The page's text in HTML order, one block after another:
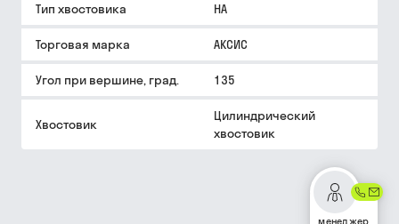
Тип хвостовика HA
Торговая марка АКСИС
Угол при вершине, град. 135
Хвостовик
Цилиндрический
хвостовик
менеджер